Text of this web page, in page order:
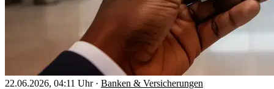
22.06.2026, 04:11 Uhr · Banken & Versicherungen